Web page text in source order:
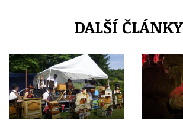
DALŠÍ ČLÁNKY